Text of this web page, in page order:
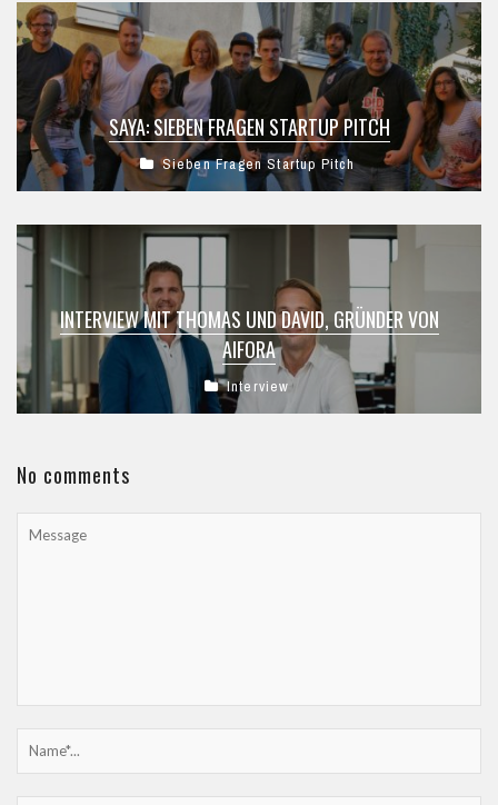
SAYA: SIEBEN FRAGEN STARTUP PITCH
Sieben Fragen Startup Pitch
INTERVIEW MIT THOMAS UND DAVID, GRÜNDER VON
AIFORA
Interview
No comments